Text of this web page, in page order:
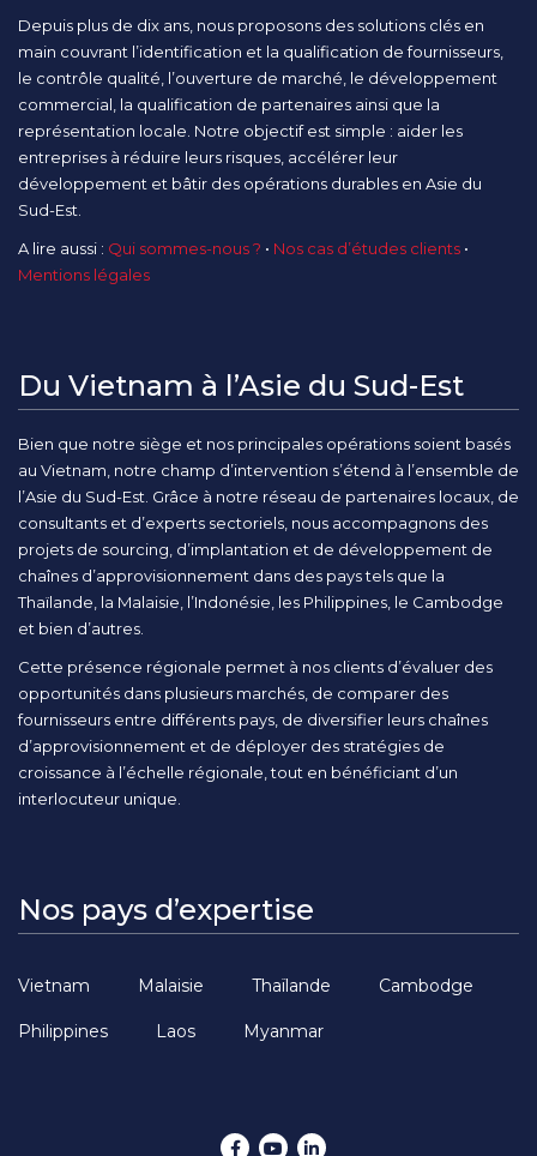
Depuis plus de dix ans, nous proposons des solutions clés en
main couvrant l’identification et la qualification de fournisseurs,
le contrôle qualité, l’ouverture de marché, le développement
commercial, la qualification de partenaires ainsi que la
représentation locale. Notre objectif est simple : aider les
entreprises à réduire leurs risques, accélérer leur
développement et bâtir des opérations durables en Asie du
Sud-Est.
A lire aussi : Qui sommes-nous ? • Nos cas d’études clients •
Mentions légales
Du Vietnam à l’Asie du Sud-Est
Bien que notre siège et nos principales opérations soient basés
au Vietnam, notre champ d’intervention s’étend à l’ensemble de
l’Asie du Sud-Est. Grâce à notre réseau de partenaires locaux, de
consultants et d’experts sectoriels, nous accompagnons des
projets de sourcing, d’implantation et de développement de
chaînes d’approvisionnement dans des pays tels que la
Thaïlande, la Malaisie, l’Indonésie, les Philippines, le Cambodge
et bien d’autres.
Cette présence régionale permet à nos clients d’évaluer des
opportunités dans plusieurs marchés, de comparer des
fournisseurs entre différents pays, de diversifier leurs chaînes
d’approvisionnement et de déployer des stratégies de
croissance à l’échelle régionale, tout en bénéficiant d’un
interlocuteur unique.
Nos pays d’expertise
Vietnam Malaisie Thaïlande Cambodge
Philippines Laos Myanmar